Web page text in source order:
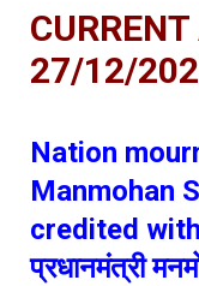
27/12/
Nation
Manmohan
credited with
प्रधानमंत्री